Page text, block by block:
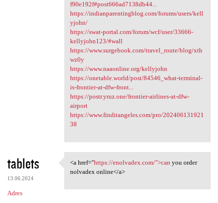
f90e192f#post666ad7138db44...
https://indianparentingblog.com/forums/users/kell
yjohn/
https://swat-portal.com/forum/wcf/user/33666-
kellyjohn123/#wall
https://www.surgebook.com/travel_route/blog/xth
wz0y
https://www.naaonline.org/kellyjohn
https://onetable.world/post/84546_what-terminal-
is-frontier-at-dfw-front...
https://postr.yruz.one/frontier-airlines-at-dfw-
airport
https://www.finditangeles.com/pro/202406131921
38
tablets
13.06.2024
Adres
<a href="https://enolvadex
<a href="https://enolvadex.com/">can you order
nolvadex online</a>